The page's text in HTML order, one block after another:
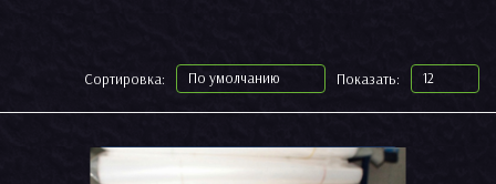
Показать: 12
Сортировка: По умолчанию
Название (А - Я)